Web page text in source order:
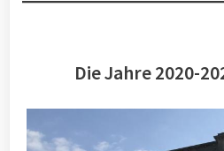
Die Jahre 2020-